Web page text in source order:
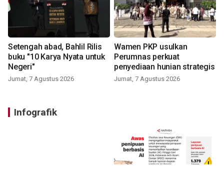
Setengah abad, Bahlil Rilis
buku "10 Karya Nyata untuk
Negeri"
Jumat, 7 Agustus 2026
Wamen PKP usulkan
Perumnas perkuat
penyediaan hunian strategis
Jumat, 7 Agustus 2026
Infografik